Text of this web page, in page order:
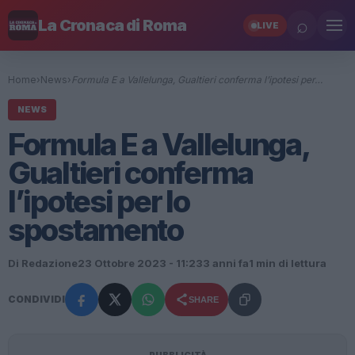
La Cronaca di Roma LIVE ⌕
Home› News› Formula E a Vallelunga, Gualtieri conferma l’ipotesi per…
NEWS
Formula E a Vallelunga,
Gualtieri conferma
l’ipotesi per lo
spostamento
Di Redazione23 Ottobre 2023 - 11:233 anni fa1 min di lettura
CONDIVIDI SHARE